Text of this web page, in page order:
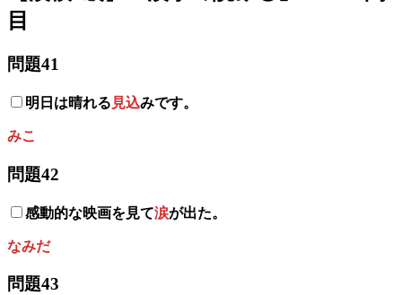
目
問題41
明日は晴れる 見込みです。
みこ
問題42
感動的な映画を見て涙が出た。
なみだ
問題43